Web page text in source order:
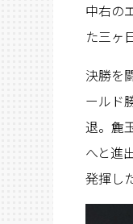
中右の
た三ヶ
決勝を
ールド
退。麁
へと進
発揮し